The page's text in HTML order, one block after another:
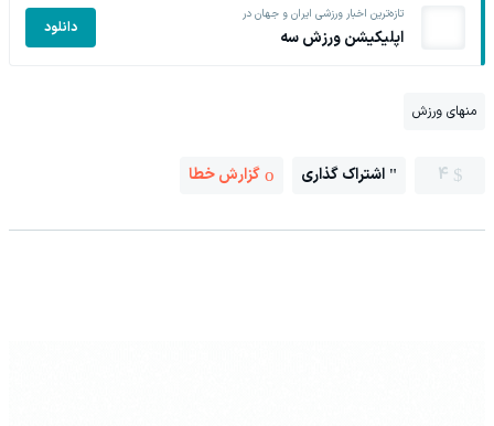
تازه‌ترین اخبار ورزشی ایران و جهان در
اپلیکیشن ورزش سه دانلود
منهای ورزش
4 اشتراک گذاری گزارش خطا